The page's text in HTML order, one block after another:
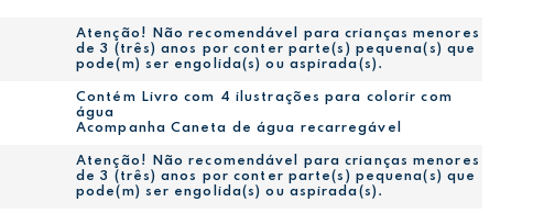
Atenção! Não recomendável para crianças menores
de 3 (três) anos por conter parte(s) pequena(s) que
pode(m) ser engolida(s) ou aspirada(s).
Contém Livro com 4 ilustrações para colorir com
água
Acompanha Caneta de água recarregável
Atenção! Não recomendável para crianças menores
de 3 (três) anos por conter parte(s) pequena(s) que
pode(m) ser engolida(s) ou aspirada(s).